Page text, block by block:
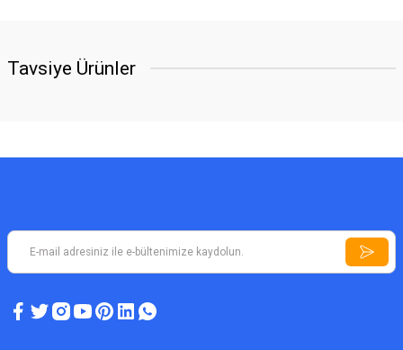
Tavsiye Ürünler
Define Dedektörü A5 Plus